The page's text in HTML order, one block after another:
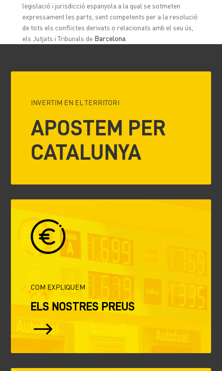
legislació i jurisdicció espanyola a la qual se sotmeten
expressament les parts, sent competents per a la resolució
de tots els conflictes derivats o relacionats amb el seu ús,
els Jutjats i Tribunals de Barcelona.
INVERTIM EN EL TERRITORI
APOSTEM PER
CATALUNYA
COM EXPLIQUEM
ELS NOSTRES PREUS
$